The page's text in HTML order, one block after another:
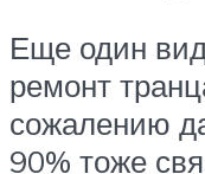
Еще один
ремонт
сожалению
90% тоже